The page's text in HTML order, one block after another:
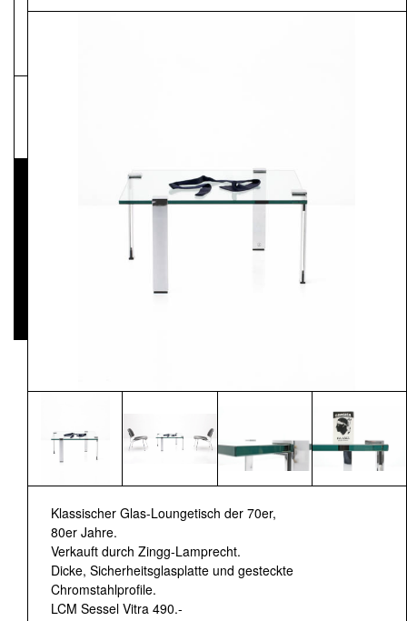
Klassischer Glas-Loungetisch der 70er,
80er Jahre.
Verkauft durch Zingg-Lamprecht.
Dicke, Sicherheitsglasplatte und gesteckte
Chromstahlprofile.
LCM Sessel Vitra 490.-
NEWSLETTER